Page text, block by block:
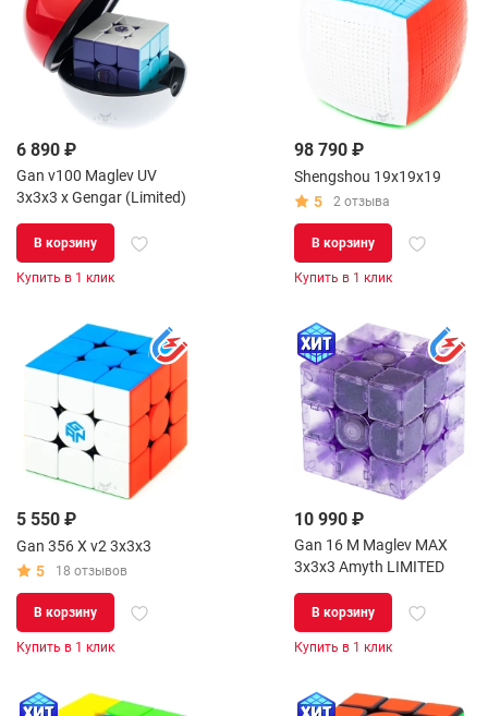
6 890 ₽
Gan v100 Maglev UV
3x3x3 x Gengar (Limited)
В корзину
Купить в 1 клик
98 790 ₽
Shengshou 19x19x19
5
2 отзыва
В корзину
Купить в 1 клик
5 550 ₽
Gan 356 X v2 3x3x3
5
18 отзывов
В корзину
Купить в 1 клик
10 990 ₽
Gan 16 M Maglev MAX
3x3x3 Amyth LIMITED
В корзину
Купить в 1 клик